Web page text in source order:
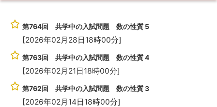
第764回 共学中の入試問題 数の性質 5
[2026年02月28日18時00分]
第763回 共学中の入試問題 数の性質 4
[2026年02月21日18時00分]
第762回 共学中の入試問題 数の性質 3
[2026年02月14日18時00分]